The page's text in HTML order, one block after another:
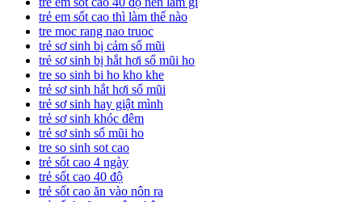
trẻ em sốt cao thì làm thế nào
tre moc rang nao truoc
trẻ sơ sinh bị cảm sổ mũi
trẻ sơ sinh bị hắt hơi sổ mũi ho
tre so sinh bi ho kho khe
trẻ sơ sinh hắt hơi sổ mũi
trẻ sơ sinh hay giật mình
trẻ sơ sinh khóc đêm
trẻ sơ sinh sổ mũi ho
tre so sinh sot cao
trẻ sốt cao 4 ngày
trẻ sốt cao 40 độ
trẻ sốt cao ăn vào nôn ra